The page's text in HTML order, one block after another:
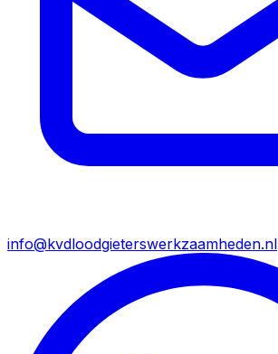
info@kvdloodgieterswerkzaamheden.nl